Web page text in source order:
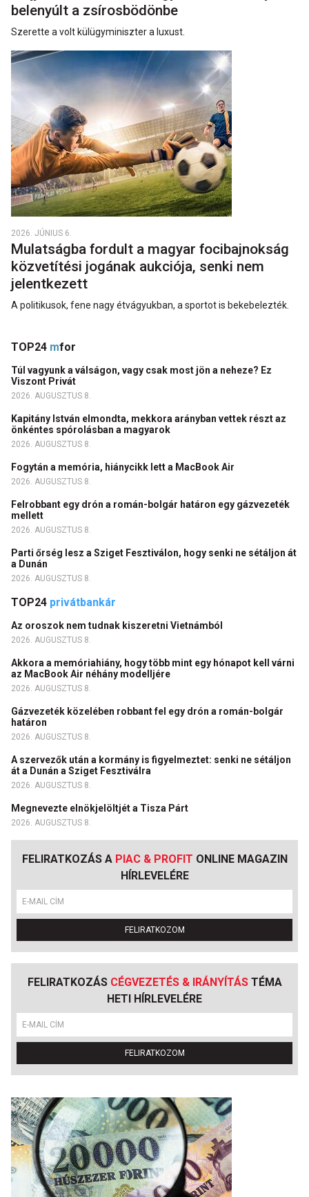
belenyúlt a zsírosbödönbe
Szerette a volt külügyminiszter a luxust.
2026. JÚNIUS 6.
Mulatságba fordult a magyar focibajnokság
közvetítési jogának aukciója, senki nem
jelentkezett
A politikusok, fene nagy étvágyukban, a sportot is bekebelezték.
TOP24 mfor
Túl vagyunk a válságon, vagy csak most jön a neheze? Ez
Viszont Privát
2026. AUGUSZTUS 8.
Kapitány István elmondta, mekkora arányban vettek részt az
önkéntes spórolásban a magyarok
2026. AUGUSZTUS 8.
Fogytán a memória, hiánycikk lett a MacBook Air
2026. AUGUSZTUS 8.
Felrobbant egy drón a román-bolgár határon egy gázvezeték
mellett
2026. AUGUSZTUS 8.
Parti őrség lesz a Sziget Fesztiválon, hogy senki ne sétáljon át
a Dunán
2026. AUGUSZTUS 8.
TOP24 privátbankár
Az oroszok nem tudnak kiszeretni Vietnámból
2026. AUGUSZTUS 8.
Akkora a memóriahiány, hogy több mint egy hónapot kell várni
az MacBook Air néhány modelljére
2026. AUGUSZTUS 8.
Gázvezeték közelében robbant fel egy drón a román-bolgár
határon
2026. AUGUSZTUS 8.
A szervezők után a kormány is figyelmeztet: senki ne sétáljon
át a Dunán a Sziget Fesztiválra
2026. AUGUSZTUS 8.
Megnevezte elnökjelöltjét a Tisza Párt
2026. AUGUSZTUS 8.
FELIRATKOZÁS A PIAC & PROFIT ONLINE MAGAZIN
HÍRLEVELÉRE
FELIRATKOZOM
FELIRATKOZÁS CÉGVEZETÉS & IRÁNYÍTÁSTÉMA
HETI HÍRLEVELÉRE
FELIRATKOZOM